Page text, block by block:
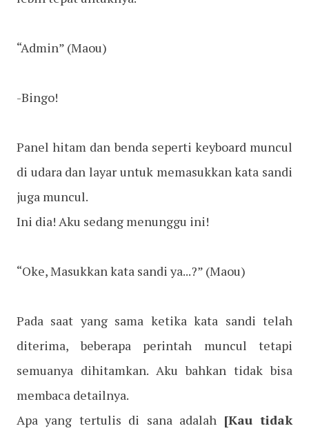
“Admin” (Maou)
-Bingo!
Panel hitam dan benda seperti keyboard muncul
di udara dan layar untuk memasukkan kata sandi
juga muncul.
Ini dia! Aku sedang menunggu ini!
“Oke, Masukkan kata sandi ya...?” (Maou)
Pada saat yang sama ketika kata sandi telah
diterima, beberapa perintah muncul tetapi
semuanya dihitamkan. Aku bahkan tidak bisa
membaca detailnya.
Apa yang tertulis di sana adalah [Kau tidak